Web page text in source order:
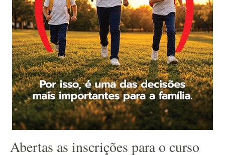
Abertas as inscrições para o curso